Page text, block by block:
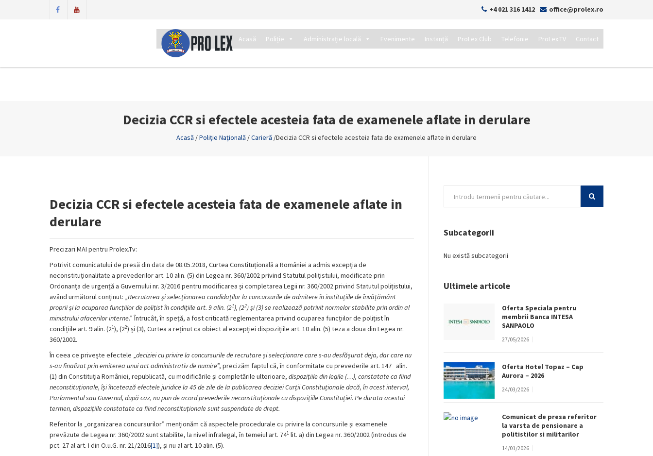
+4 021 316 1412 office@prolex.ro
Acasă Poliție Administrație locală Evenimente Instanță ProLex Club Telefonie ProLex.TV Contact
Decizia CCR si efectele acesteia fata de examenele aflate in derulare
Acasă /Poliţie Naţională /Carieră /Decizia CCR si efectele acesteia fata de examenele aflate in derulare
Decizia CCR si efectele acesteia fata de examenele aflate in
derulare
Precizari MAI pentru Prolex.Tv:
Potrivit comunicatului de presă din data de 08.05.2018, Curtea Constituțională a României a admis excepția de
neconstituționalitate a prevederilor art. 10 alin. (5) din Legea nr. 360/2002 privind Statutul polițistului, modificate prin
Ordonanța de urgență a Guvernului nr. 3/2016 pentru modificarea și completarea Legii nr. 360/2002 privind Statutul polițistului,
având următorul conținut: „Recrutarea și selecționarea candidaților la concursurile de admitere în instituțiile de învățământ
proprii și la ocuparea funcțiilor de polițist în condițiile art. 9 alin. (21), (22) și (3) se realizează potrivit normelor stabilite prin ordin al
ministrului afacerilor interne.” Întrucât, în speță, a fost criticată reglementarea privind ocuparea funcțiilor de polițist în
condițiile art. 9 alin. (21), (22) și (3), Curtea a reținut ca obiect al excepției dispozițiile art. 10 alin. (5) teza a doua din Legea nr.
360/2002.
În ceea ce privește efectele „deciziei cu privire la concursurile de recrutare și selecționare care s-au desfășurat deja, dar care nu
s-au finalizat prin emiterea unui act administrativ de numire”, precizăm faptul că, în conformitate cu prevederile art. 147 alin.
(1) din Constituția României, republicată, cu modificările și completările ulterioare, dispozițiile din legile (…), constatate ca fiind
neconstituționale, își încetează efectele juridice la 45 de zile de la publicarea deciziei Curții Constituționale dacă, în acest interval,
Parlamentul sau Guvernul, după caz, nu pun de acord prevederile neconstituționale cu dispozițiile Constituției. Pe durata acestui
termen, dispozițiile constatate ca fiind neconstituționale sunt suspendate de drept.
Referitor la „organizarea concursurilor” menționăm că aspectele procedurale cu privire la concursurile și examenele
prevăzute de Legea nr. 360/2002 sunt stabilite, la nivel infralegal, în temeiul art. 741 lit. a) din Legea nr. 360/2002 (introdus de
pct. 27 al art. I din O.u.G. nr. 21/2016[1]), și nu al art. 10 alin. (5).
Subcategorii
Nu există subcategorii
Ultimele articole
Oferta Speciala pentru
membrii Banca INTESA
SANPAOLO
27/05/2026
Oferta Hotel Topaz – Cap
Aurora – 2026
24/03/2026
Comunicat de presa referitor
la varsta de pensionare a
politistilor si militarilor
14/01/2026